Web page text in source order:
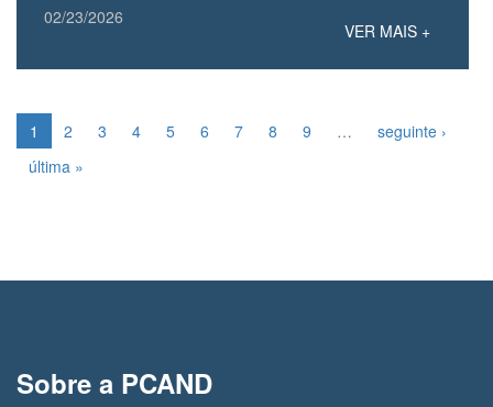
02/23/2026
VER MAIS +
1 2 3 4 5 6 7 8 9 …
seguinte ›
última »
Sobre a PCAND